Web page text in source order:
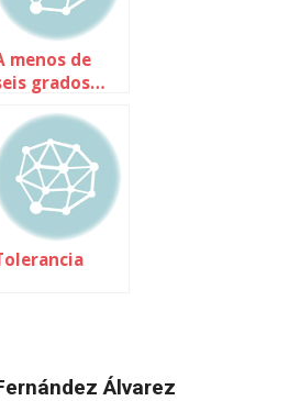
menos de
grados…
Álvarez